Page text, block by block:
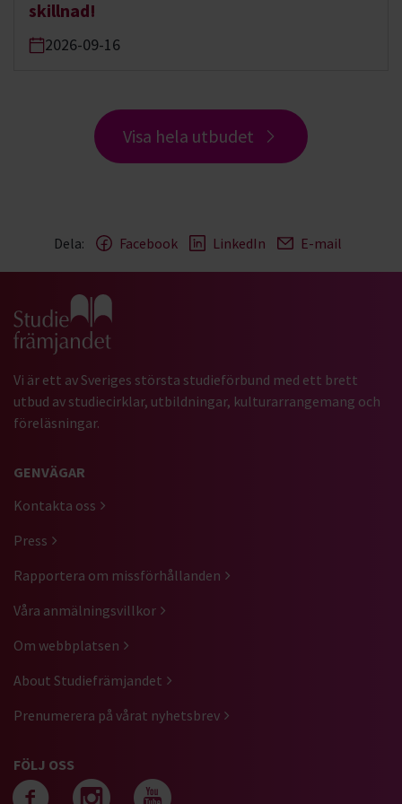
skillnad!
2026-09-16
Visa hela utbudet
Dela: Facebook LinkedIn E-mail
Gå till studiefrämjandets startsida
Vi är ett av Sveriges största studieförbund med ett brett
utbud av studiecirklar, utbildningar, kulturarrangemang och
föreläsningar.
GENVÄGAR
Kontakta oss
Press
Rapportera om missförhållanden
Våra anmälningsvillkor
Om webbplatsen
About Studiefrämjandet
Prenumerera på vårat nyhetsbrev
FÖLJ OSS